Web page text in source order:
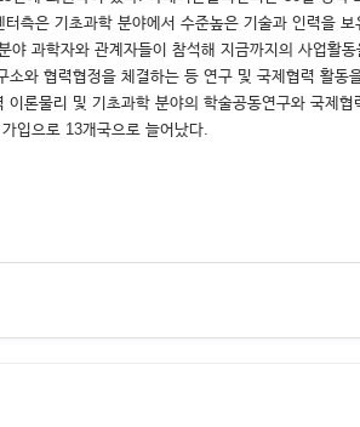
측은 기초과학 분야에서 수준높은 기술과 인력을
과학자와 관계자들이 참석해 지금까지의 사업활
와 협력협정을 체결하는 등 연구 및 국제협력 활동
론물리 및 기초과학 분야의 학술공동연구와 국제
입으로 13개국으로 늘어났다.